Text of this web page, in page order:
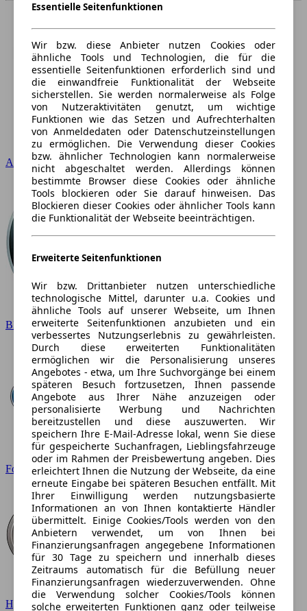
Audi
BMW
Ford
Hyundai
Essentielle Seitenfunktionen
Wir bzw. diese Anbieter nutzen Cookies oder
ähnliche Tools und Technologien, die für die
essentielle Seitenfunktionen erforderlich sind und
die einwandfreie Funktionalität der Webseite
sicherstellen. Sie werden normalerweise als Folge
von Nutzeraktivitäten genutzt, um wichtige
Funktionen wie das Setzen und Aufrechterhalten
von Anmeldedaten oder Datenschutzeinstellungen
zu ermöglichen. Die Verwendung dieser Cookies
bzw. ähnlicher Technologien kann normalerweise
nicht abgeschaltet werden. Allerdings können
bestimmte Browser diese Cookies oder ähnliche
Tools blockieren oder Sie darauf hinweisen. Das
Blockieren dieser Cookies oder ähnlicher Tools kann
die Funktionalität der Webseite beeinträchtigen.
Erweiterte Seitenfunktionen
Wir bzw. Drittanbieter nutzen unterschiedliche
technologische Mittel, darunter u.a. Cookies und
ähnliche Tools auf unserer Webseite, um Ihnen
erweiterte Seitenfunktionen anzubieten und ein
verbessertes Nutzungserlebnis zu gewährleisten.
Durch diese erweiterten Funktionalitäten
ermöglichen wir die Personalisierung unseres
Angebotes - etwa, um Ihre Suchvorgänge bei einem
späteren Besuch fortzusetzen, Ihnen passende
Angebote aus Ihrer Nähe anzuzeigen oder
personalisierte Werbung und Nachrichten
bereitzustellen und diese auszuwerten. Wir
speichern Ihre E-Mail-Adresse lokal, wenn Sie diese
für gespeicherte Suchanfragen, Lieblingsfahrzeuge
oder im Rahmen der Preisbewertung angeben. Dies
erleichtert Ihnen die Nutzung der Webseite, da eine
erneute Eingabe bei späteren Besuchen entfällt. Mit
Ihrer Einwilligung werden nutzungsbasierte
Informationen an von Ihnen kontaktierte Händler
übermittelt. Einige Cookies/Tools werden von den
Anbietern verwendet, um von Ihnen bei
Finanzierungsanfragen angegebene Informationen
für 30 Tage zu speichern und innerhalb dieses
Zeitraums automatisch für die Befüllung neuer
Finanzierungsanfragen wiederzuverwenden. Ohne
die Verwendung solcher Cookies/Tools können
solche erweiterten Funktionen ganz oder teilweise